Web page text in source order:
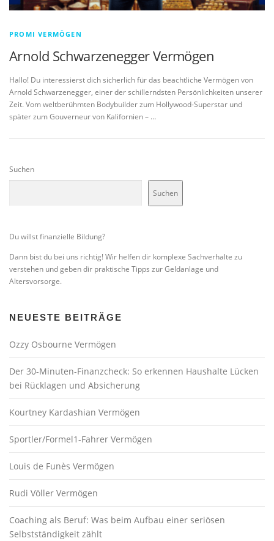
PROMI VERMÖGEN
Arnold Schwarzenegger Vermögen
Hallo! Du interessierst dich sicherlich für das beachtliche Vermögen von
Arnold Schwarzenegger, einer der schillerndsten Persönlichkeiten unserer
Zeit. Vom weltberühmten Bodybuilder zum Hollywood-Superstar und
später zum Gouverneur von Kalifornien – …
Suchen
Suchen
Du willst finanzielle Bildung?
Dann bist du bei uns richtig! Wir helfen dir komplexe Sachverhalte zu
verstehen und geben dir praktische Tipps zur Geldanlage und
Altersvorsorge.
NEUESTE BEITRÄGE
Ozzy Osbourne Vermögen
Der 30-Minuten-Finanzcheck: So erkennen Haushalte Lücken
bei Rücklagen und Absicherung
Kourtney Kardashian Vermögen
Sportler/Formel1-Fahrer Vermögen
Louis de Funès Vermögen
Rudi Völler Vermögen
Coaching als Beruf: Was beim Aufbau einer seriösen
Selbstständigkeit zählt